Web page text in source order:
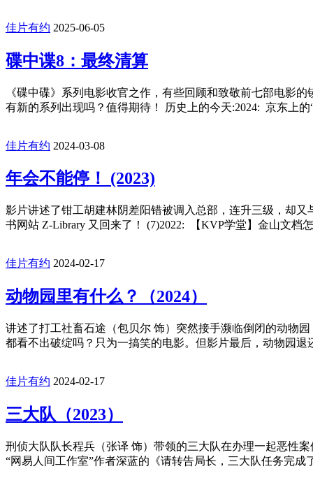
佳片有约 2025-06-05
碟中谍8：最终清算
《碟中碟》系列电影收官之作，有些回顾和致敬前七部电影
有新的系列出现吗？值得期待！ 历史上的今天:2024: 京东上
佳片有约 2024-03-08
年会不能停！ (2023)
影片讲述了钳工胡建林阴差阳错被调入总部，连升三级，却
书网站 Z-Library 又回来了！ (7)2022: 【KVP学堂】金山文档
佳片有约 2024-02-17
动物园里有什么？（2024）
讲述了打工社畜石途（包贝尔 饰）突然接手濒临倒闭的动物
都看不出破绽吗？只为一搞笑的电影。但影片最后，动物园
佳片有约 2024-02-17
三大队（2023）
刑侦大队队长程兵（张译 饰）带领的三大队在办理一起恶性
“网易人间工作室”作者深蓝的《请转告局长，三大队任务完